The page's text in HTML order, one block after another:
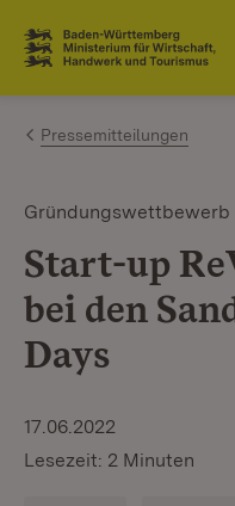
Zum Inhalt
Link zur Startseite
Pressemitteilungen
Gründungswettbewerb
Start-up
bei den
Days
17.06.2022
Lesezeit: 2 Minuten